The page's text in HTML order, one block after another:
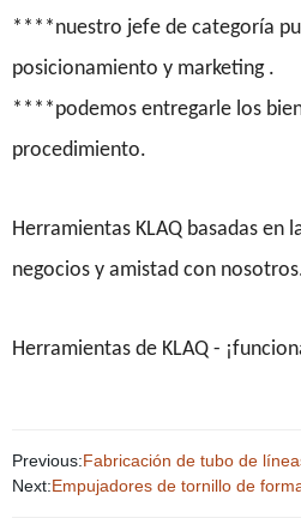
****nuestro jefe de categoría
posicionamiento y marketing .
****podemos entregarle los
procedimiento.
Herramientas KLAQ basadas
negocios y amistad con
Herramientas de KLAQ -
Previous:Fabricación de tubo de
Next:Empujadores de tornillo de